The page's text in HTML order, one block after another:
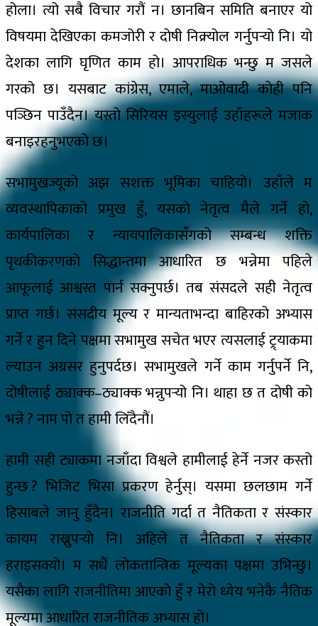
होला। त्यो सबै विचार गरौं न। छानबिन समिति बनाएर यो
विषयमा देखिएका कमजोरी र दोषी निक्र्योल गर्नुपर्‍यो नि। यो
देशका लागि घृणित काम हो। आपराधिक भन्छु म जसले
गरको छ। यसबाट कांग्रेस, एमाले, माओवादी कोही पनि
पञ्छिन पाउँदैन। यस्तो सिरियस इस्युलाई उहाँहरूले मजाक
बनाइरहनुभएको छ।
सभामुखज्यूको अझ सशक्त भूमिका चाहियो। उहाँले म
व्यवस्थापिकाको प्रमुख हुँ, यसको नेतृत्व मैले गर्ने हो,
कार्यपालिका र न्यायपालिकासँगको सम्बन्ध शक्ति
पृथकीकरणको सिद्धान्तमा आधारित छ भन्नेमा पहिले
आफूलाई आश्वस्त पार्न सक्नुपर्छ। तब संसदले सही नेतृत्व
प्राप्त गर्छ। संसदीय मूल्य र मान्यताभन्दा बाहिरको अभ्यास
गर्ने र हुन दिने पक्षमा सभामुख सचेत भएर त्यसलाई ट्र्याकमा
ल्याउन अग्रसर हुनुपर्दछ। सभामुखले गर्ने काम गर्नुपर्ने नि,
दोषीलाई ठ्याक्क–ठ्याक्क भन्नुपर्‍यो नि। थाहा छ त दोषी को
भन्ने ? नाम पो त हामी लिँदैनौं।
हामी सही ट्याकमा नजाँदा विश्वले हामीलाई हेर्ने नजर कस्तो
हुन्छ ? भिजिट भिसा प्रकरण हेर्नुस्। यसमा छलछाम गर्ने
हिसाबले जानु हुँदैन। राजनीति गर्दा त नैतिकता र संस्कार
कायम राख्नुपर्‍यो नि। अहिले त नैतिकता र संस्कार
हराइसक्यो। म सधैं लोकतान्त्रिक मूल्यका पक्षमा उभिन्छु।
यसैका लागि राजनीतिमा आएको हुँ र मेरो ध्येय भनेकै नैतिक
मूल्यमा आधारित राजनीतिक अभ्यास हो।